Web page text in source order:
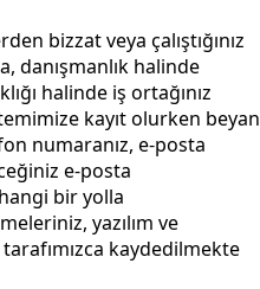
bizzat veya çalıştığınız
danışmanlık halinde
halinde iş ortağınız
kayıt olurken beyan
numaranız, e-posta
e-posta
bir yolla
yazılım ve
kaydedilmekte